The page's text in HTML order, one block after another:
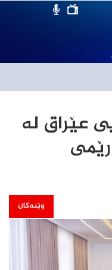
عێراق لە
وێنەکان